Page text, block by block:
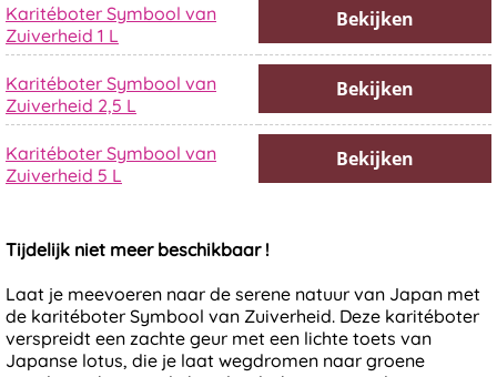
Karitéboter Symbool van
Zuiverheid 1 L
Bekijken
Karitéboter Symbool van
Zuiverheid 2,5 L
Bekijken
Karitéboter Symbool van
Zuiverheid 5 L
Bekijken
Tijdelijk niet meer beschikbaar !
Laat je meevoeren naar de serene natuur van Japan met
de karitéboter Symbool van Zuiverheid. Deze karitéboter
verspreidt een zachte geur met een lichte toets van
Japanse lotus, die je laat wegdromen naar groene